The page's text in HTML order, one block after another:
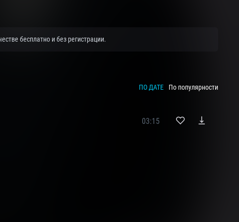
бесплатно и без регистрации.
ПО ДАТЕ По популярности
03:15